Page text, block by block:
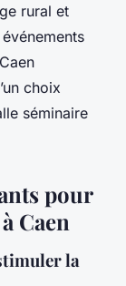
rural et
choix
séminaire
pour
Caen
la